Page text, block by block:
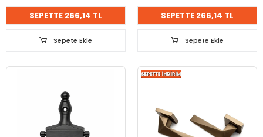
SEPETTE 266,14 TL
Sepete Ekle
SEPETTE 266,14 TL
Sepete Ekle